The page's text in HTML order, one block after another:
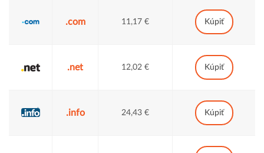
.com 11,17 € Kúpiť
.net 12,02 € Kúpiť
.info 24,43 € Kúpiť